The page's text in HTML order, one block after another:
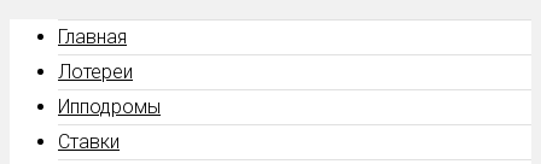
Главная
Лотереи
Ипподромы
Ставки